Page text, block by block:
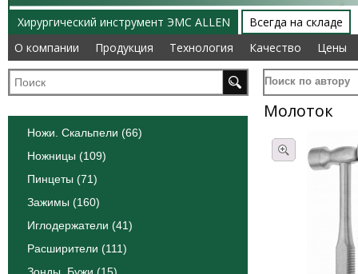
Хирургический инструмент ЭМС ALLEN
О компании
Продукция Технология Качество Цены
Всегда на складе
О компании
Продукция Технология Качество Цены
Поиск по автору
Ножи. Скальпели (66)
Ножницы (109)
Пинцеты (71)
Зажимы (160)
Иглодержатели (41)
Расширители (111)
Молоток